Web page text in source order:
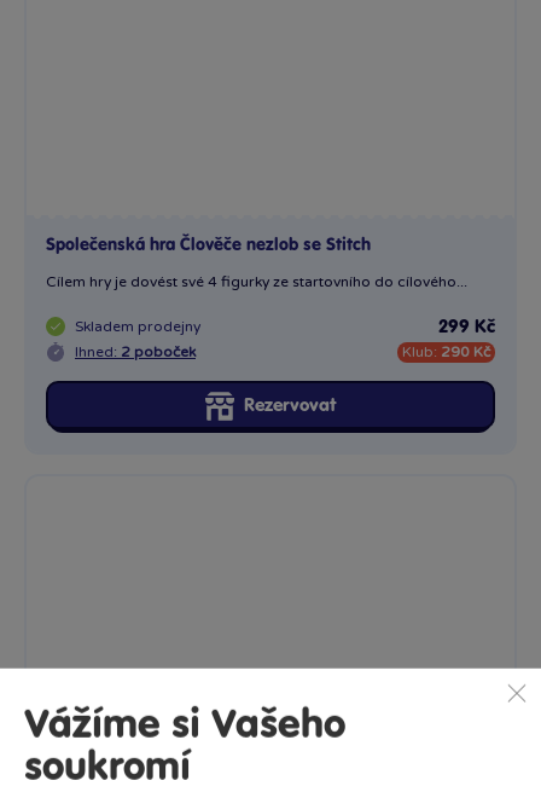
Společenská hra Člověče nezlob se Stitch
Cílem hry je dovést své 4 figurky ze startovního do cílového...
Skladem prodejny
Ihned: 2 poboček
299 Kč
Klub: 290 Kč
Rezervovat
Vážíme si Vašeho
soukromí